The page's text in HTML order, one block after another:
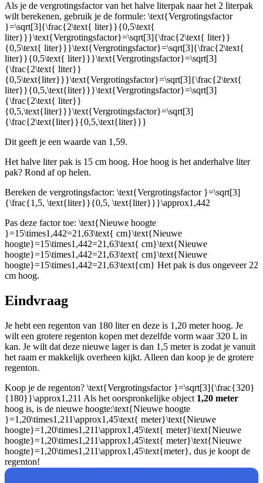
Als je de vergrotingsfactor van het halve literpak naar het 2 literpak
wilt berekenen, gebruik je de formule: \text{Vergrotingsfactor
}=\sqrt[3]{\frac{2\text{ liter}}{0,5\text{
liter}}}\text{Vergrotingsfactor}=\sqrt[3]{\frac{2\text{ liter}}
{0,5\text{ liter}}}\text{Vergrotingsfactor}=\sqrt[3]{\frac{2\text{
liter}}{0,5\text{ liter}}}\text{Vergrotingsfactor}=\sqrt[3]
{\frac{2\text{ liter}}
{0,5\text{liter}}}\text{Vergrotingsfactor}=\sqrt[3]{\frac{2\text{
liter}}{0,5,\text{liter}}}\text{Vergrotingsfactor}=\sqrt[3]
{\frac{2\text{ liter}}
{0,5,\text{liter}}}\text{Vergrotingsfactor}=\sqrt[3]
{\frac{2\text{liter}}{0,5,\text{liter}}}
Dit geeft je een waarde van 1,59.
Het halve liter pak is 15 cm hoog. Hoe hoog is het anderhalve liter
pak? Rond af op helen.
Bereken de vergrotingsfactor: \text{Vergrotingsfactor }=\sqrt[3]
{\frac{1,5, \text{liter}}{0,5, \text{liter}}}\approx1,442
Pas deze factor toe: \text{Nieuwe hoogte
}=15\times1,442=21,63\text{ cm}\text{Nieuwe
hoogte}=15\times1,442=21,63\text{ cm}\text{Nieuwe
hoogte}=15\times1,442=21,63\text{ cm}\text{Nieuwe
hoogte}=15\times1,442=21,63\text{cm} Het pak is dus ongeveer 22
cm hoog.
Eindvraag
Je hebt een regenton van 180 liter en deze is 1,20 meter hoog. Je
wilt een grotere regenton kopen met dezelfde vorm waar 320 L in
kan. Je wilt dat deze nieuwe lager is dan 1,5 meter is zodat je vanuit
het raam er makkelijk overheen kijkt. Alleen dan koop je de grotere
regenton.
Koop je de regenton? \text{Vergrotingsfactor }=\sqrt[3]{\frac{320}
{180}}\approx1,211 Als het oorspronkelijke object 1,20 meter
hoog is, is de nieuwe hoogte:\text{Nieuwe hoogte
}=1,20\times1,211\approx1,45\text{ meter}\text{Nieuwe
hoogte}=1,20\times1,211\approx1,45\text{ meter}\text{Nieuwe
hoogte}=1,20\times1,211\approx1,45\text{ meter}\text{Nieuwe
hoogte}=1,20\times1,211\approx1,45\text{meter}, dus je koopt de
regenton!